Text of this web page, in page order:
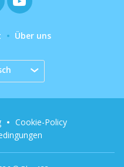
Über uns
Cookie-Policy